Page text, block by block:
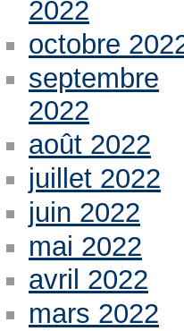
2022
octobre
septembre
2022
août 2022
juillet 2022
juin 2022
mai 2022
avril 2022
mars 2022